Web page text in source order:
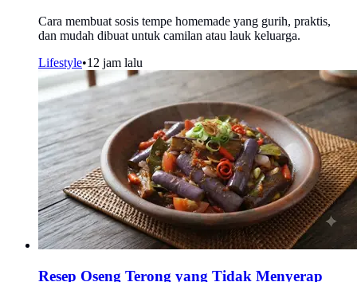
Cara membuat sosis tempe homemade yang gurih, praktis,
dan mudah dibuat untuk camilan atau lauk keluarga.
Lifestyle•12 jam lalu
Resep Oseng Terong yang Tidak Menyerap